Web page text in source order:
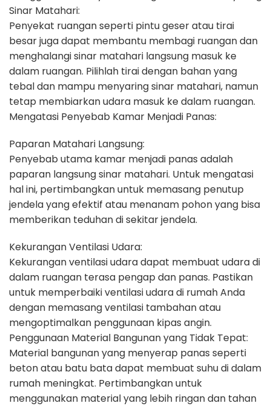
Sinar Matahari:
Penyekat ruangan seperti pintu geser atau tirai
besar juga dapat membantu membagi ruangan dan
menghalangi sinar matahari langsung masuk ke
dalam ruangan. Pilihlah tirai dengan bahan yang
tebal dan mampu menyaring sinar matahari, namun
tetap membiarkan udara masuk ke dalam ruangan.
Mengatasi Penyebab Kamar Menjadi Panas:
Paparan Matahari Langsung:
Penyebab utama kamar menjadi panas adalah
paparan langsung sinar matahari. Untuk mengatasi
hal ini, pertimbangkan untuk memasang penutup
jendela yang efektif atau menanam pohon yang bisa
memberikan teduhan di sekitar jendela.
Kekurangan Ventilasi Udara:
Kekurangan ventilasi udara dapat membuat udara di
dalam ruangan terasa pengap dan panas. Pastikan
untuk memperbaiki ventilasi udara di rumah Anda
dengan memasang ventilasi tambahan atau
mengoptimalkan penggunaan kipas angin.
Penggunaan Material Bangunan yang Tidak Tepat:
Material bangunan yang menyerap panas seperti
beton atau batu bata dapat membuat suhu di dalam
rumah meningkat. Pertimbangkan untuk
menggunakan material yang lebih ringan dan tahan